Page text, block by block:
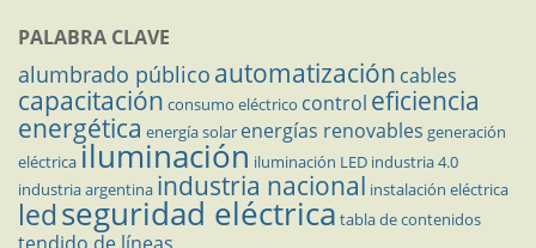
PALABRA CLAVE
alumbrado público automatización cables
capacitación consumo eléctrico control eficiencia
energética energía solar energías renovables generación
eléctricailuminación iluminación LED industria 4.0
industria argentina industria nacional instalación eléctrica
ledseguridad eléctrica tabla de contenidos